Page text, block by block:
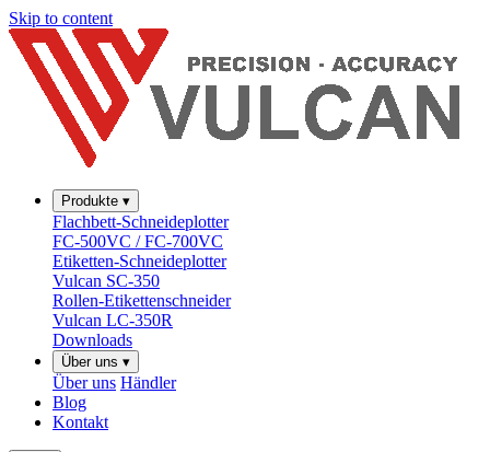
Skip to content
Produkte ▾
Flachbett-Schneideplotter
FC-500VC / FC-700VC
Etiketten-Schneideplotter
Vulcan SC-350
Rollen-Etikettenschneider
Vulcan LC-350R
Downloads
Über uns ▾
Über uns Händler
Blog
Kontakt